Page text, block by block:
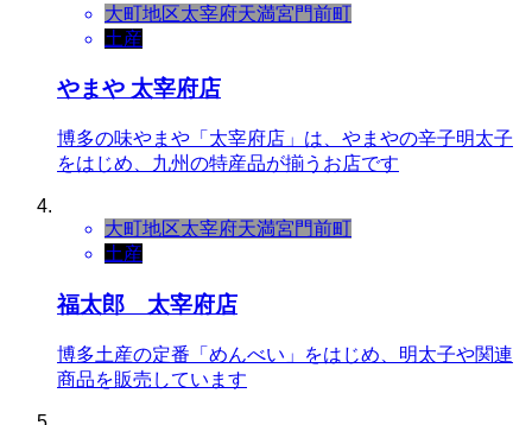
大町地区太宰府天満宮門前町
土産
やまや 太宰府店
博多の味やまや「太宰府店」は、やまやの辛子明太子
をはじめ、九州の特産品が揃うお店です
大町地区太宰府天満宮門前町
土産
福太郎 太宰府店
博多土産の定番「めんべい」をはじめ、明太子や関連
商品を販売しています